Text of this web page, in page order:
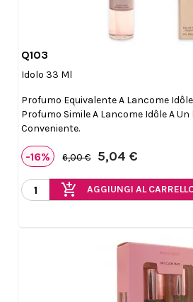
Q103
Idolo 33 Ml
Profumo Equivalente A Lancome
Profumo Simile A Lancome Idôle A Un
Conveniente.
-16% 6,00 € 5,04 €
add_shopping_cart AGGIUNGI AL